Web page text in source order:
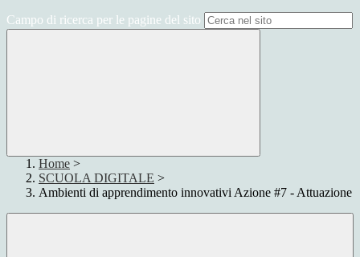
Campo di ricerca per le pagine del sito
Home >
SCUOLA DIGITALE >
Ambienti di apprendimento innovativi Azione #7 - Attuazione